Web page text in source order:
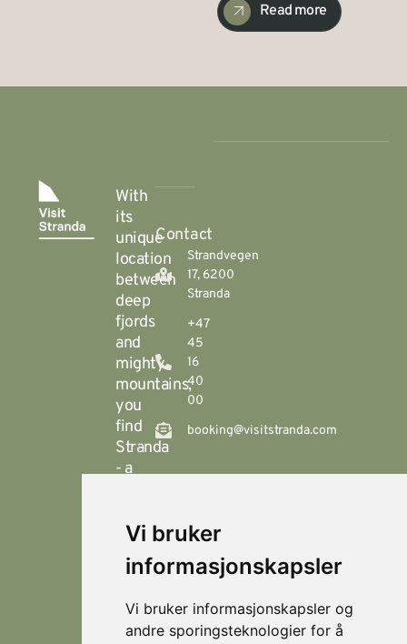
Vi bruker
informasjonskapsler
Vi bruker informasjonskapsler og
andre sporingsteknologier for å
Read more
With
its
unique
location
between
deep
fjords
and
mighty
mountains,
you
find
Stranda
- a
destination
that
offers
hiking
during
Contact
Strandvegen
17, 6200
Stranda
+47
45
16
40
00
booking@visitstranda.com
Locations
Fjellsætra
Stranda
Horn Media